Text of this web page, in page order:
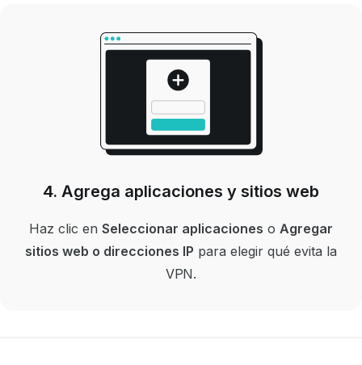
4. Agrega aplicaciones y sitios web
Haz clic enSeleccionar aplicaciones o Agregar
sitios web o direcciones IP para elegir qué evita la
VPN.